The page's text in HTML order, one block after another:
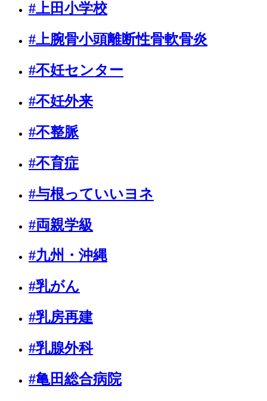
#上田小学校
#上腕骨小頭離断性骨軟骨炎
#不妊センター
#不妊外来
#不整脈
#不育症
#与根っていいヨネ
#両親学級
#九州・沖縄
#乳がん
#乳房再建
#乳腺外科
#亀田総合病院